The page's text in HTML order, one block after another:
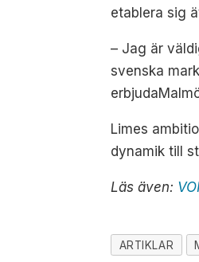
etablera sig
– Jag är
svenska
Limes
dynamik till
Läs även:
ARTIKLAR